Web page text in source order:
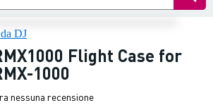
DJ
Flight Case for
1000
nessuna recensione